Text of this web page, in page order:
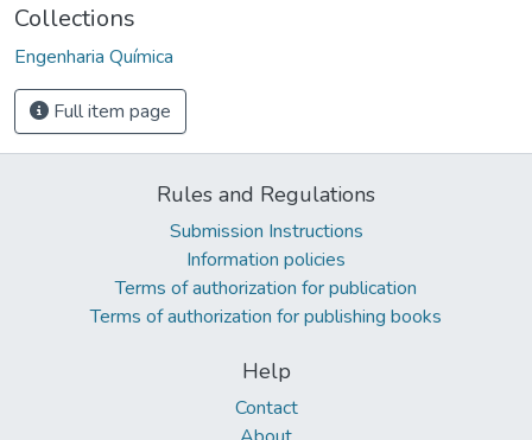
Collections
Engenharia Química
Full item page
Rules and Regulations
Submission Instructions
Information policies
Terms of authorization for publication
Terms of authorization for publishing books
Help
Contact